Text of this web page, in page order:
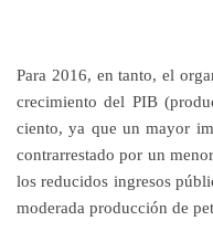
Para 2016, en tanto, el
crecimiento del PIB
ciento, ya que un mayor
contrarrestado por un
los reducidos ingresos
moderada producción de